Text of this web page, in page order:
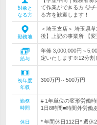
対象と
なる方
て作業ができる方 ◎チ
る方を歓迎します！
勤務地
＜埼玉支店＞ 埼玉県
後】上記の事業所 【変
給与
年俸 3,000,000円～
定いたします※12分割
初年度
年収
300万円～500万円
勤務
時間
# 1年単位の変形労働
1日8時間■時間外労働
休日
* 年間休日112日* 週休